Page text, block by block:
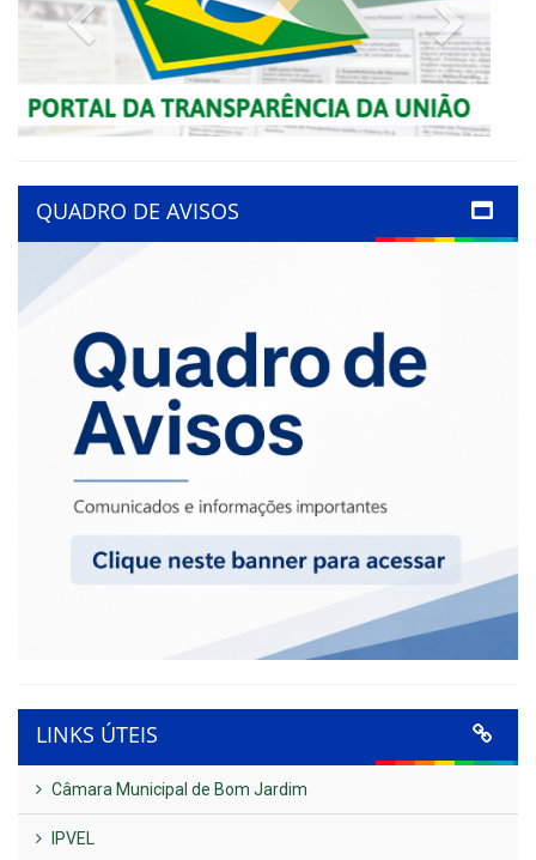
Previous
QUADRO DE AVISOS
LINKS ÚTEIS
Câmara Municipal de Bom Jardim
IPVEL